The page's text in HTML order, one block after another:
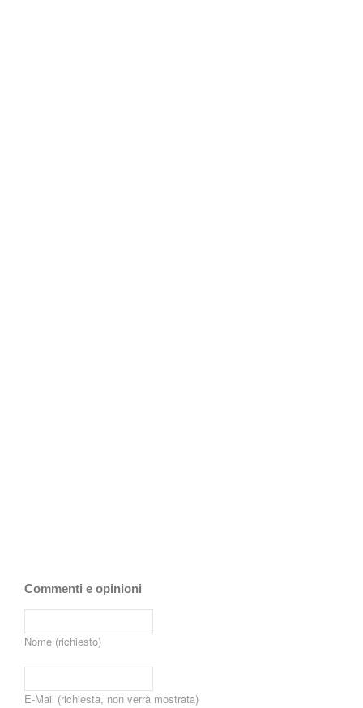
Commenti e opinioni
Nome (richiesto)
E-Mail (richiesta, non verrà mostrata)